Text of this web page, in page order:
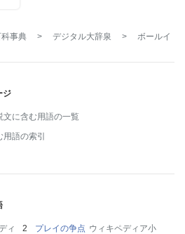
事典 > デジタル大辞泉 >
ボールイ
ジ
文に含む用語の一覧
用語の索引
ィ
プレイの争点 ウィキペディア小